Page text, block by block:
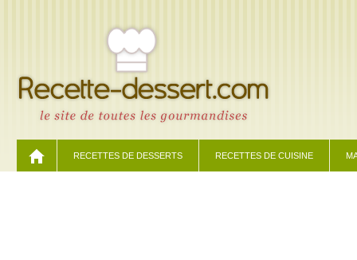
RECETTES DE DESSERTS RECETTES DE CUISINE